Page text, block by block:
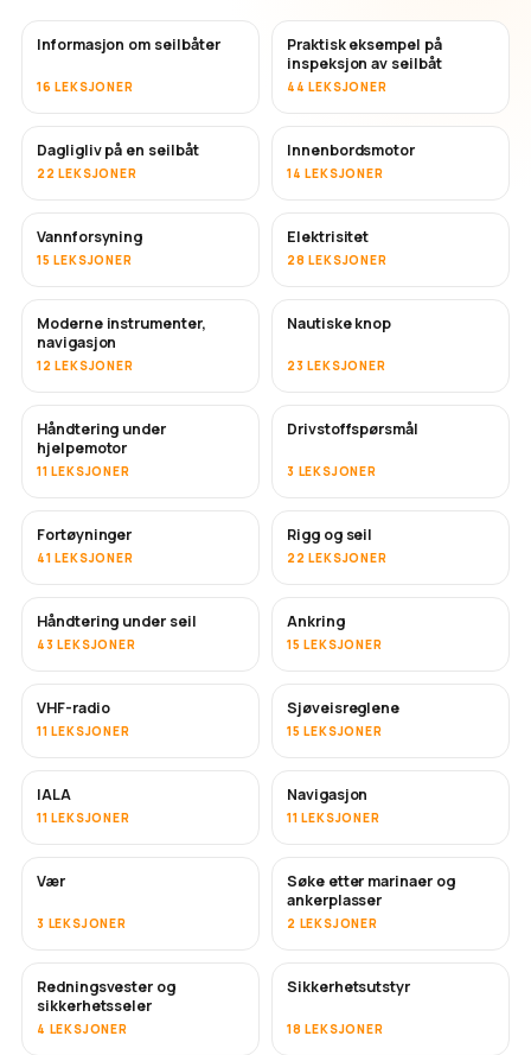
Informasjon om seilbåter
16 LEKSJONER
Praktisk eksempel på
inspeksjon av seilbåt
44 LEKSJONER
Dagligliv på en seilbåt
22 LEKSJONER
Innenbordsmotor
14 LEKSJONER
Vannforsyning
15 LEKSJONER
Elektrisitet
28 LEKSJONER
Moderne instrumenter,
navigasjon
12 LEKSJONER
Nautiske knop
23 LEKSJONER
Håndtering under
hjelpemotor
11 LEKSJONER
Drivstoffspørsmål
3 LEKSJONER
Fortøyninger
41 LEKSJONER
Rigg og seil
22 LEKSJONER
Håndtering under seil
43 LEKSJONER
Ankring
15 LEKSJONER
VHF-radio
11 LEKSJONER
Sjøveisreglene
15 LEKSJONER
IALA
11 LEKSJONER
Navigasjon
11 LEKSJONER
Vær
3 LEKSJONER
Søke etter marinaer og
ankerplasser
2 LEKSJONER
Redningsvester og
sikkerhetsseler
4 LEKSJONER
Sikkerhetsutstyr
18 LEKSJONER